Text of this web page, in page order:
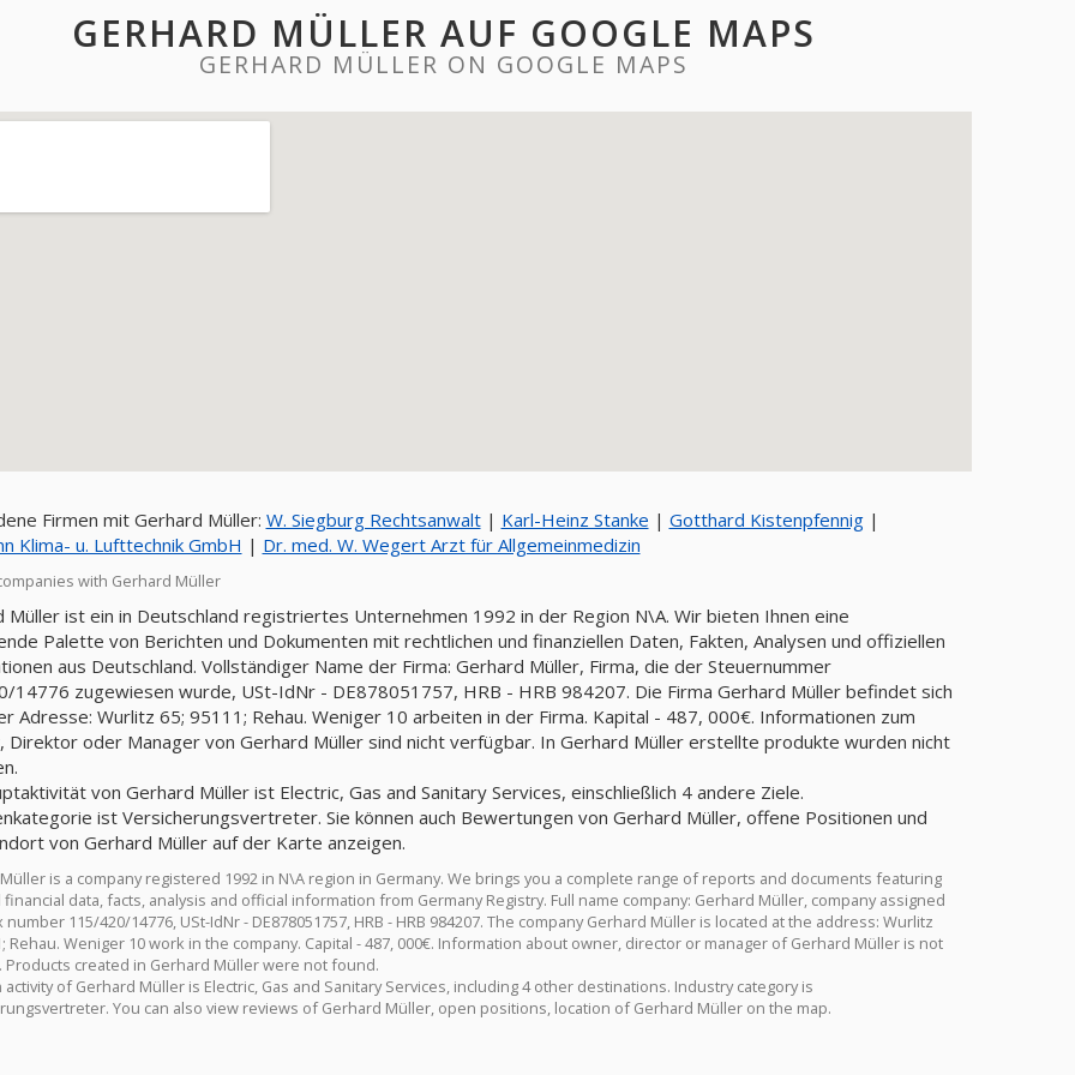
GERHARD MÜLLER AUF GOOGLE MAPS
GERHARD MÜLLER ON GOOGLE MAPS
Firmen mit Gerhard Müller: W. Siegburg Rechtsanwalt| Karl-Heinz Stanke | Gotthard Kistenpfennig|
Klima- u. Lufttechnik GmbH | Dr. med. W. Wegert Arzt für Allgemeinmedizin
with Gerhard Müller
Müller ist ein in Deutschland registriertes Unternehmen 1992 in der Region N\A. Wir bieten Ihnen eine
Palette von Berichten und Dokumenten mit rechtlichen und finanziellen Daten, Fakten, Analysen und offiziellen
aus Deutschland. Vollständiger Name der Firma: Gerhard Müller, Firma, die der Steuernummer
14776 zugewiesen wurde, USt-IdNr - DE878051757, HRB - HRB 984207. Die Firma Gerhard Müller befindet sich
Adresse: Wurlitz 65; 95111; Rehau. Weniger 10 arbeiten in der Firma. Kapital - 487, 000€. Informationen zum
Direktor oder Manager von Gerhard Müller sind nicht verfügbar. In Gerhard Müller erstellte produkte wurden nicht
von Gerhard Müller ist Electric, Gas and Sanitary Services, einschließlich 4 andere Ziele.
ist Versicherungsvertreter. Sie können auch Bewertungen von Gerhard Müller, offene Positionen und
von Gerhard Müller auf der Karte anzeigen.
is a company registered 1992 in N\A region in Germany. We brings you a complete range of reports and documents featuring
financial data, facts, analysis and official information from Germany Registry. Full name company: Gerhard Müller, company assigned
115/420/14776, USt-IdNr - DE878051757, HRB - HRB 984207. The company Gerhard Müller is located at the address: Wurlitz
Rehau. Weniger 10 work in the company. Capital - 487, 000€. Information about owner, director or manager of Gerhard Müller is not
Products created in Gerhard Müller were not found.
activity of Gerhard Müller is Electric, Gas and Sanitary Services, including 4 other destinations. Industry category is
You can also view reviews of Gerhard Müller, open positions, location of Gerhard Müller on the map.